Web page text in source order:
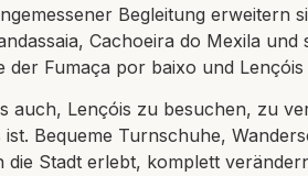
Begleitung erweitern
Cachoeira do Mexila
der Fumaça por baixo und Lençóis
auch, Lençóis zu besuchen, zu
ist. Bequeme Turnschuhe,
die Stadt erlebt, komplett